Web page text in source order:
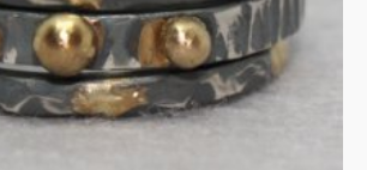
€355.00
IN WINKELMAND